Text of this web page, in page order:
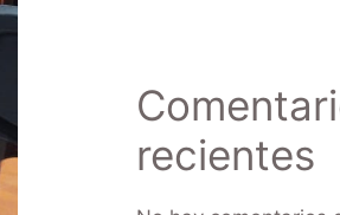
recientes